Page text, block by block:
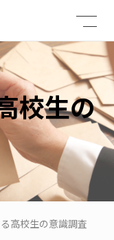
校生の
高校生の意識調査